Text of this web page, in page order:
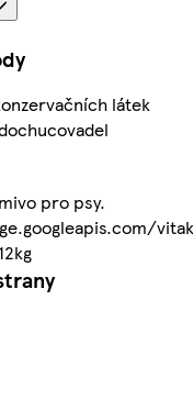
látek
pro psy.